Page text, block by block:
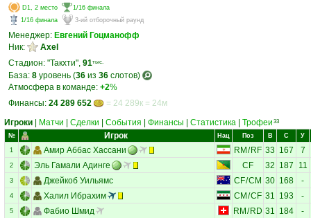
D1, 2 место
1/16 финала
1/16 финала
3-ий отборочный раунд
Менеджер: Евгений Гоцманофф
Ник:
Axel
Стадион: "Такхти", 91тыс.
База: 8 уровень (36 из 36 слотов)
Атмосфера в команде: +2%
Финансы: 24 289 652
= 24 289к = 24м
Игроки
Матчи Сделки События Финансы Статистика Трофеи 33
№ Игрок Нац Поз В С У
1 Амир Аббас Хассани RM / RF 33 167 7
2 Эль Гамали Адинге CF 32 187 11
3 Джейкоб Уильямс CF/CM 30 168 -
4 Халил Ибрахим CM /CF 31 193 -
5 Фабио Шмид RM / RD 31 184 -